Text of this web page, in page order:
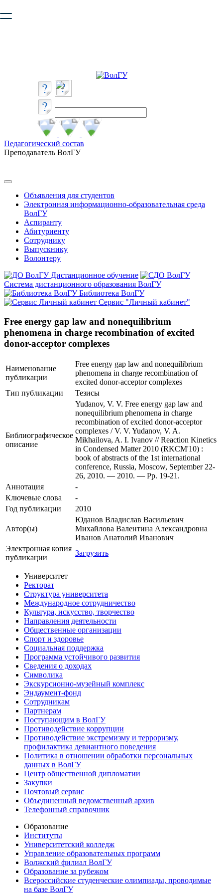
безопасную работу с сайтом. Пожалуйста
Педагогический состав
Преподаватель ВолГУ
Объявления для студентов
Электронная информационно-образовательная среда
ВолГУ
Аспиранту
Абитуриенту
Сотруднику
Выпускнику
Волонтеру
Дистанционное обучение
Система дистанционного образования ВолГУ
Библиотека ВолГУ
Сервис "Личный кабинет"
Free energy gap law and nonequilibrium
phenomena in charge recombination of excited
donor-acceptor complexes
Наименование
публикации
Free energy gap law and nonequilibrium
phenomena in charge recombination of
excited donor-acceptor complexes
Тип публикации
Тезисы
Библиографическое
описание
Yudanov, V. V. Free energy gap law and
nonequilibrium phenomena in charge
recombination of excited donor-acceptor
complexes / V. V. Yudanov, V. A.
Mikhailova, A. I. Ivanov // Reaction Kinetics
in Condensed Matter 2010 (RKCM'10) :
book of abstracts of the 1st international
conference, Russia, Moscow, September 22-
26, 2010. — 2010. — Pp. 19-21.
Аннотация
-
Ключевые cлова
-
Год публикации
2010
Автор(ы)
Юданов Владислав Васильевич
Михайлова Валентина Александровна
Иванов Анатолий Иванович
Электронная копия
публикации
Загрузить
Университет
Ректорат
Структура университета
Международное сотрудничество
Культура, искусство, творчество
Направления деятельности
Общественные организации
Спорт и здоровье
Социальная поддержка
Программа устойчивого развития
Сведения о доходах
Символика
Экскурсионно-музейный комплекс
Эндаумент-фонд
Сотрудникам
Партнерам
Поступающим в ВолГУ
Противодействие коррупции
Противодействие экстремизму и терроризму,
профилактика девиантного поведения
Политика в отношении обработки персональных
данных в ВолГУ
Центр общественной дипломатии
Закупки
Почтовый сервис
Объединенный ведомственный архив
Телефонный справочник
Образование
Институты
Университетский колледж
Управление образовательных программ
Волжский филиал ВолГУ
Образование за рубежом
Всероссийские студенческие олимпиады, проводимые
на базе ВолГУ